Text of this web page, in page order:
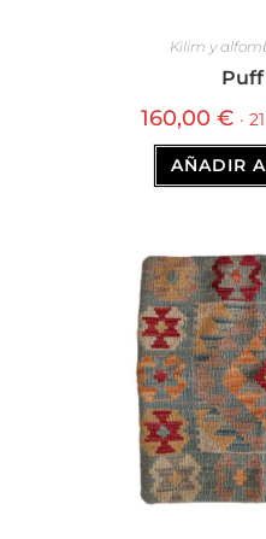
Kilim y
160,00 € ·
AÑADIR